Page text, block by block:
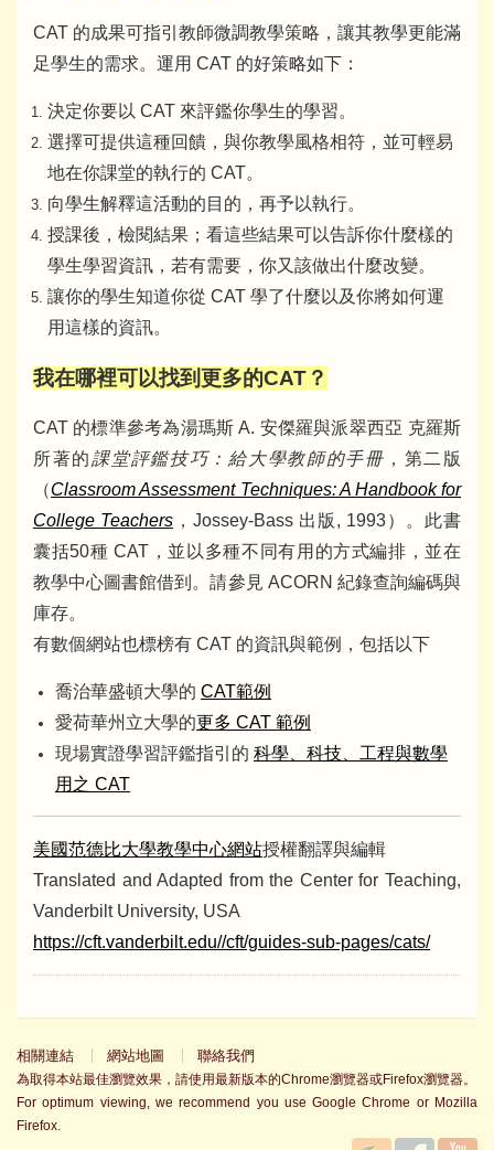
CAT 的成果可指引教師微調教學策略，讓其教學更能滿
足學生的需求。運用 CAT 的好策略如下：
決定你要以 CAT 來評鑑你學生的學習。
選擇可提供這種回饋，與你教學風格相符，並可輕易
地在你課堂的執行的 CAT。
向學生解釋這活動的目的，再予以執行。
授課後，檢閱結果；看這些結果可以告訴你什麼樣的
學生學習資訊，若有需要，你又該做出什麼改變。
讓你的學生知道你從 CAT 學了什麼以及你將如何運
用這樣的資訊。
我在哪裡可以找到更多的CAT？
CAT 的標準參考為湯瑪斯 A. 安傑羅與派翠西亞 克羅斯
所著的課堂評鑑技巧：給大學教師的手冊 ，第二版
（Classroom Assessment Techniques: A Handbook for
College Teachers ，Jossey-Bass 出版, 1993）。此書
囊括50種 CAT，並以多種不同有用的方式編排，並在
教學中心圖書館借到。請參見 ACORN 紀錄查詢編碼與
庫存。
有數個網站也標榜有 CAT 的資訊與範例，包括以下
喬治華盛頓大學的 CAT範例
愛荷華州立大學的更多 CAT 範例
現場實證學習評鑑指引的 科學、科技、工程與數學
用之 CAT
美國范德比大學教學中心網站授權翻譯與編輯
Translated and Adapted from the Center for Teaching,
Vanderbilt University, USA
https://cft.vanderbilt.edu//cft/guides-sub-pages/cats/
相關連結 網站地圖 聯絡我們
為取得本站最佳瀏覽效果，請使用最新版本的Chrome瀏覽器或Firefox瀏覽器。
For optimum viewing, we recommend you use Google Chrome or Mozilla
Firefox.